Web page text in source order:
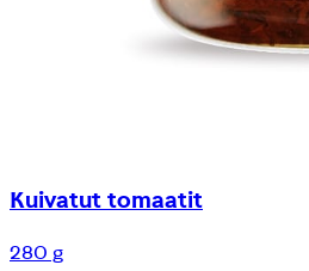
Kuivatut tomaatit
280 g